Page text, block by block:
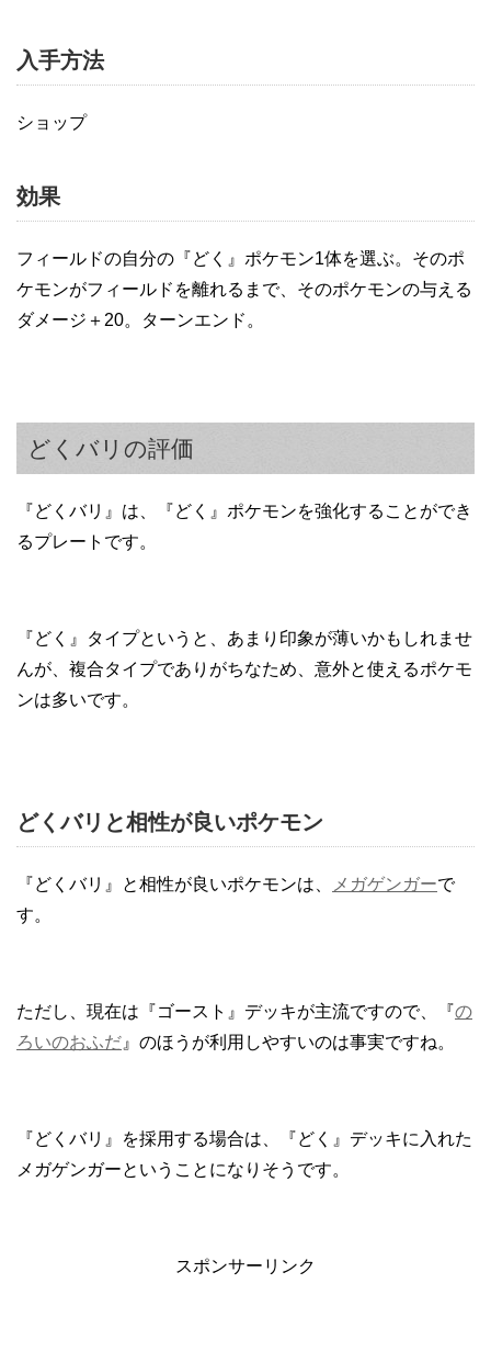
入手方法
ショップ
効果
フィールドの自分の『どく』ポケモン1体を選ぶ。そのポ
ケモンがフィールドを離れるまで、そのポケモンの与える
ダメージ＋20。ターンエンド。
どくバリの評価
『どくバリ』は、『どく』ポケモンを強化することができ
るプレートです。
『どく』タイプというと、あまり印象が薄いかもしれませ
んが、複合タイプでありがちなため、意外と使えるポケモ
ンは多いです。
どくバリと相性が良いポケモン
『どくバリ』と相性が良いポケモンは、 メガゲンガーで
す。
ただし、現在は『ゴースト』デッキが主流ですので、『の
ろいのおふだ 』のほうが利用しやすいのは事実ですね。
『どくバリ』を採用する場合は、『どく』デッキに入れた
メガゲンガーということになりそうです。
スポンサーリンク